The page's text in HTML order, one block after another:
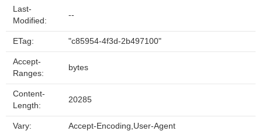
Last-
Modified:
--
ETag: "c85954-4f3d-2b497100"
Accept-
Ranges:
bytes
Content-
Length:
20285
Vary: Accept-Encoding,User-Agent